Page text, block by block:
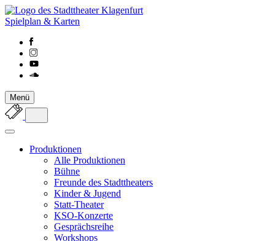
Spielplan & Karten
Menü
Produktionen
Alle Produktionen
Bühne
Freunde des Stadttheaters
Kinder & Jugend
Statt-Theater
KSO-Konzerte
Gesprächsreihe
Workshops